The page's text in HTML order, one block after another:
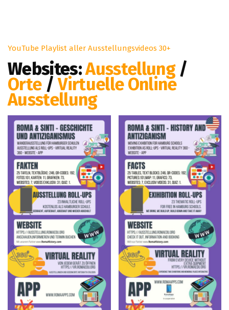
YouTube Playlist aller Ausstellungsvideos 30+
Websites:Ausstellung/
Orte/Virtuelle Online
Ausstellung